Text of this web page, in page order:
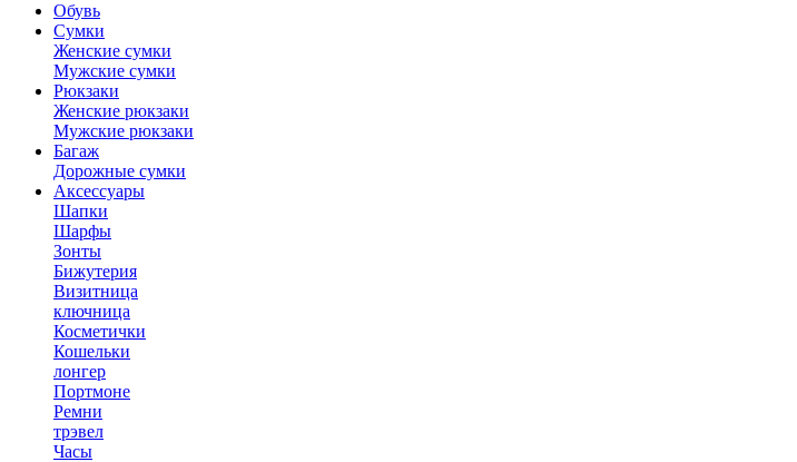
Обувь
Сумки
Женские сумки
Мужские сумки
Рюкзаки
Женские рюкзаки
Мужские рюкзаки
Багаж
Дорожные сумки
Аксессуары
Шапки
Шарфы
Зонты
Бижутерия
Визитница
ключница
Косметички
Кошельки
лонгер
Портмоне
Ремни
трэвел
Часы